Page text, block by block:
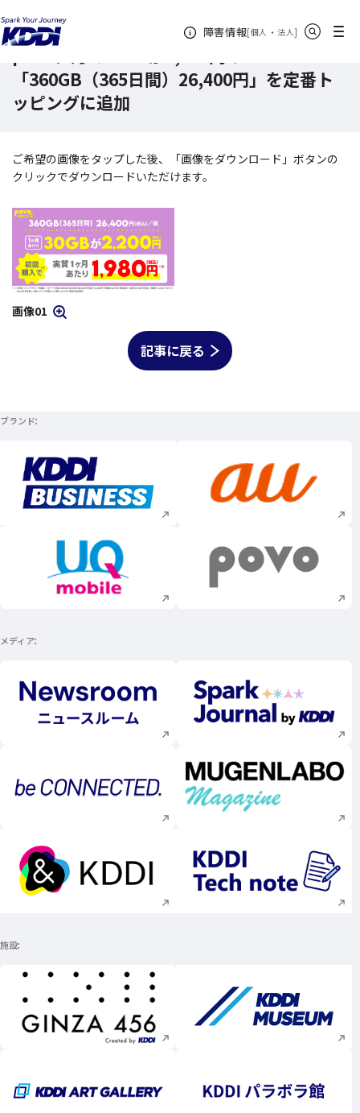
障害情報[個人 ・ 法人新規ウィンドウ
]
メニュー
「360GB（365日間）26,400円」を定番ト
ッピングに追加
ご希望の画像をタップした後、「画像をダウンロード」ボタンの
クリックでダウンロードいただけます。
画像01
記事に戻る
ブランド
新規ウィンドウで開く 新規ウィンドウで
新規ウィンドウで開く 新規ウィンドウで
メディア
新規ウィンドウで開く 新規ウィンドウで
新規ウィンドウで開く 新規ウィンドウで
新規ウィンドウで開く 新規ウィンドウで
施設
新規ウィンドウで開く 新規ウィンドウで
新規ウィンドウで開く 新規ウィンドウで